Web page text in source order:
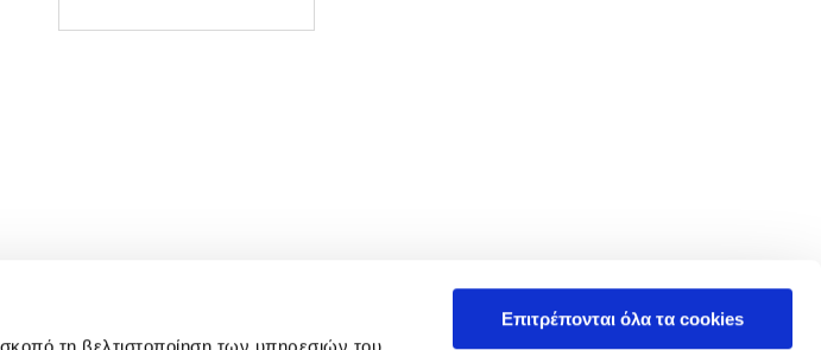
Επιτρέπονται όλα τα cookies